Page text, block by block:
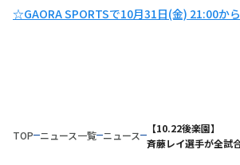
☆GAORA SPORTSで10月31日(金) 21:00か
TOP ニュース一覧 ニュース
【10.22後楽園】
斉藤レイ選手が全試